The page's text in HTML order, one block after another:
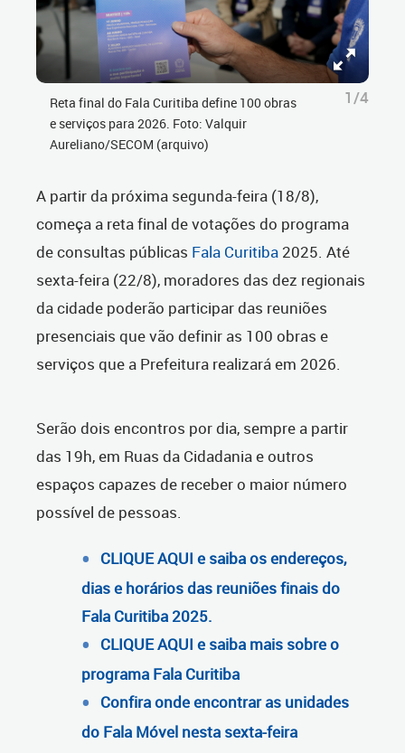
Reta final do Fala Curitiba define 100 obras
e serviços para 2026. Foto: Valquir
Aureliano/SECOM (arquivo)
1/4
A partir da próxima segunda-feira (18/8),
começa a reta final de votações do programa
de consultas públicas Fala Curitiba 2025. Até
sexta-feira (22/8), moradores das dez regionais
da cidade poderão participar das reuniões
presenciais que vão definir as 100 obras e
serviços que a Prefeitura realizará em 2026.
Serão dois encontros por dia, sempre a partir
das 19h, em Ruas da Cidadania e outros
espaços capazes de receber o maior número
possível de pessoas.
CLIQUE AQUI e saiba os endereços,
dias e horários das reuniões finais do
Fala Curitiba 2025.
CLIQUE AQUI e saiba mais sobre o
programa Fala Curitiba
Confira onde encontrar as unidades
do Fala Móvel nesta sexta-feira